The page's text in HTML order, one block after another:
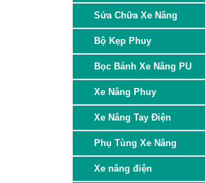
Sửa Chữa Xe Nâng
Bộ Kẹp Phuy
Bọc Bánh Xe Nâng PU
Xe Nâng Phuy
Xe Nâng Tay Điện
Phụ Tùng Xe Nâng
Xe nâng điện